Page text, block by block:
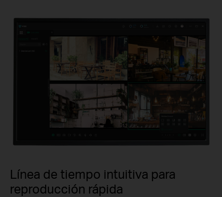
Línea de tiempo intuitiva para
reproducción rápida